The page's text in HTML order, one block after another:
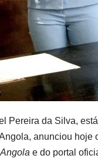
Pereira da Silva,
anunciou hoje
e do portal